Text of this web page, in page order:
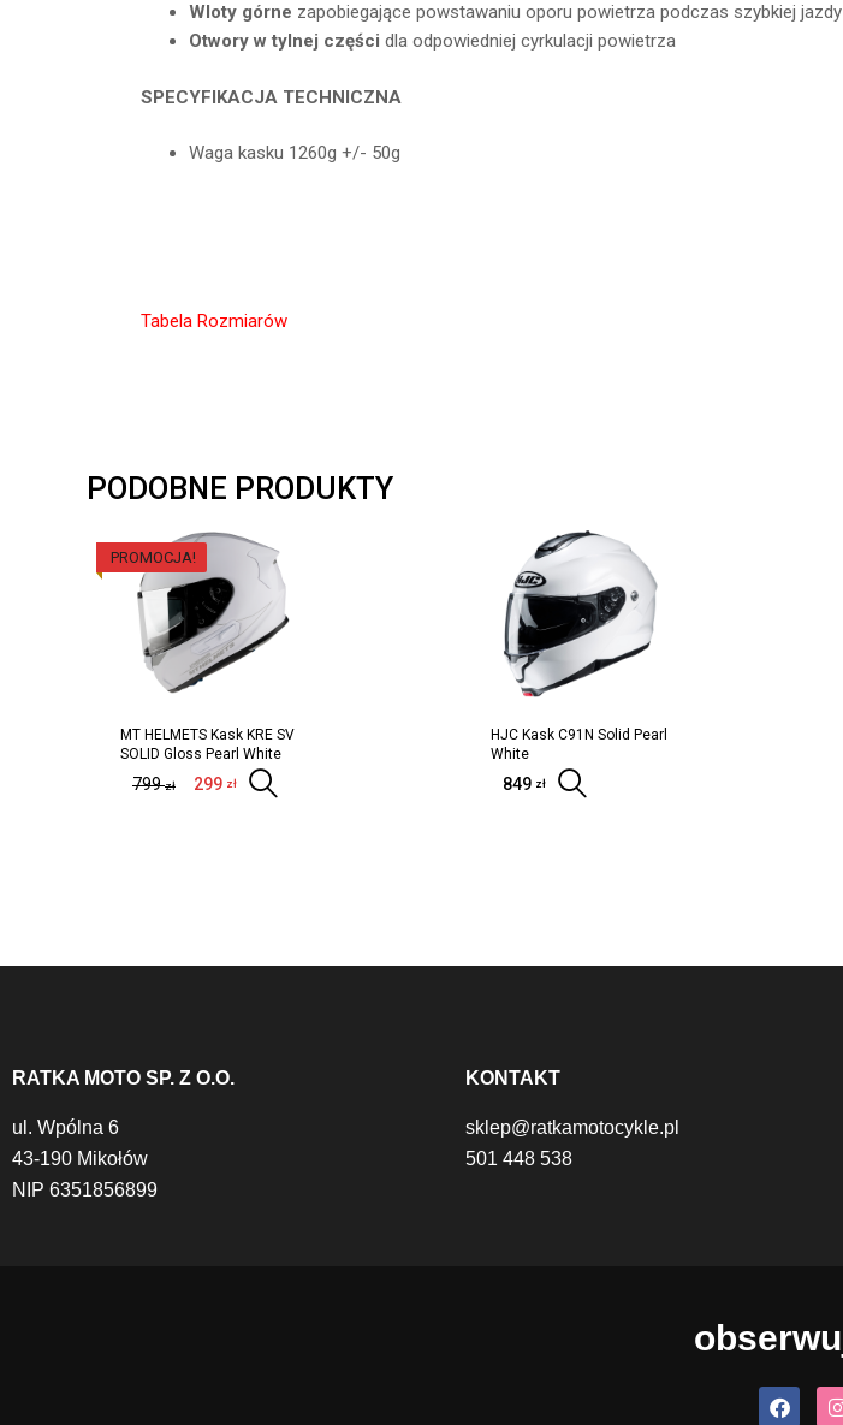
Wloty górne zapobiegające powstawaniu oporu powietrza podczas szybkiej jazdy
Otwory w tylnej części dla odpowiedniej cyrkulacji powietrza
SPECYFIKACJA TECHNICZNA
Waga kasku 1260g +/- 50g
Tabela Rozmiarów
PODOBNE PRODUKTY
PROMOCJA!
MT HELMETS Kask KRE SV
SOLID Gloss Pearl White
799zł 299 zł
HJC Kask C91N Solid Pearl
White
849 zł
RATKA MOTO SP. Z O.O.
ul. Wpólna 6
43-190 Mikołów
NIP 6351856899
KONTAKT
sklep@ratkamotocykle.pl
501 448 538